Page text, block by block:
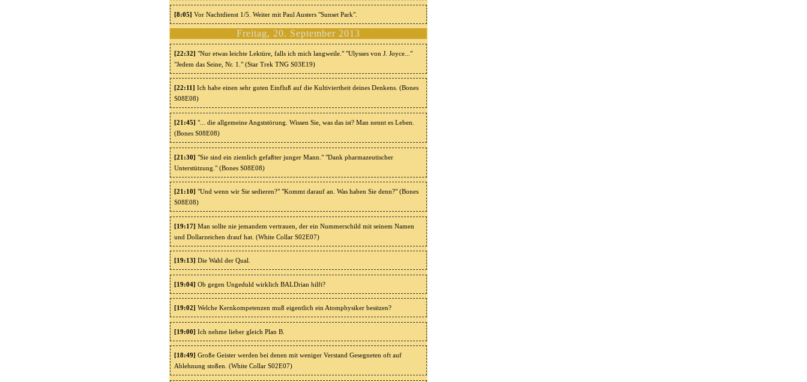
[8:05] Vor Nachtdienst 1/5. Weiter mit Paul Austers "Sunset Park".
Freitag, 20. September 2013
[22:32] "Nur etwas leichte Lektüre, falls ich mich langweile." "Ulysses von J. Joyce..."
"Jedem das Seine, Nr. 1." (Star Trek TNG S03E19)
[22:11] Ich habe einen sehr guten Einfluß auf die Kultiviertheit deines Denkens. (Bones
S08E08)
[21:45] "... die allgemeine Angststörung. Wissen Sie, was das ist? Man nennt es Leben.
(Bones S08E08)
[21:30] "Sie sind ein ziemlich gefaßter junger Mann." "Dank pharmazeutischer
Unterstützung." (Bones S08E08)
[21:10] "Und wenn wir Sie sedieren?" "Kommt darauf an. Was haben Sie denn?" (Bones
S08E08)
[19:17] Man sollte nie jemandem vertrauen, der ein Nummerschild mit seinem Namen
und Dollarzeichen drauf hat. (White Collar S02E07)
[19:13] Die Wahl der Qual.
[19:04] Ob gegen Ungeduld wirklich BALDrian hilft?
[19:02] Welche Kernkompetenzen muß eigentlich ein Atomphysiker besitzen?
[19:00] Ich nehme lieber gleich Plan B.
[18:49] Große Geister werden bei denen mit weniger Verstand Gesegneten oft auf
Ablehnung stoßen. (White Collar S02E07)